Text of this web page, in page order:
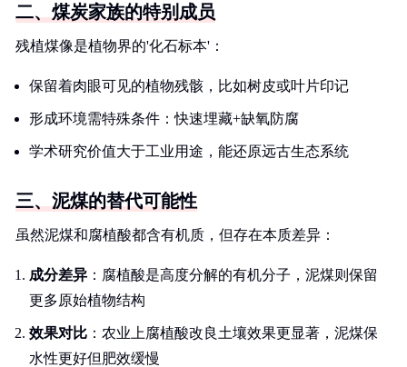
二、煤炭家族的特别成员
残植煤像是植物界的'化石标本'：
保留着肉眼可见的植物残骸，比如树皮或叶片印记
形成环境需特殊条件：快速埋藏+缺氧防腐
学术研究价值大于工业用途，能还原远古生态系统
三、泥煤的替代可能性
虽然泥煤和腐植酸都含有机质，但存在本质差异：
成分差异 ：腐植酸是高度分解的有机分子，泥煤则保留
更多原始植物结构
效果对比 ：农业上腐植酸改良土壤效果更显著，泥煤保
水性更好但肥效缓慢